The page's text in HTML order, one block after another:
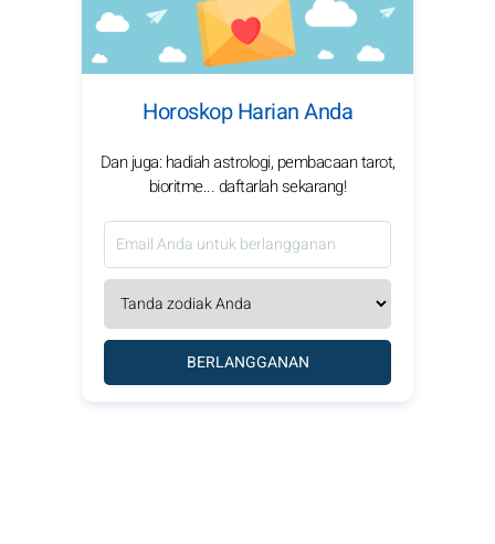
Horoskop Harian Anda
Dan juga: hadiah astrologi, pembacaan tarot,
bioritme... daftarlah sekarang!
BERLANGGANAN